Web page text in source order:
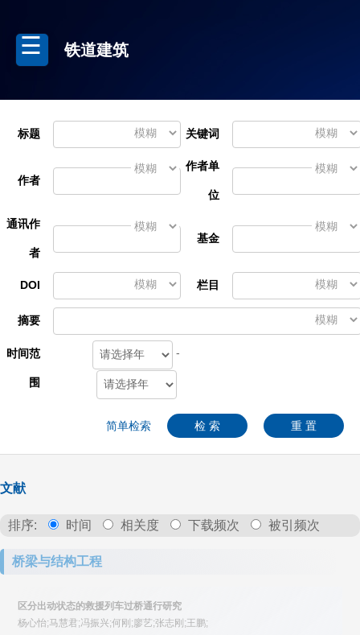
铁道建筑
标题 关键词
作者
作者单
位
通讯作
者
基金
DOI 栏目
摘要
时间范
围
-
重 置
检 索
简单检索
文献
排序: 时间 相关度 下载频次 被引频次
桥梁与结构工程
区分出动状态的救援列车过桥通行研究
杨心怡;马慧君;冯振兴;何刚;廖艺;张志刚;王鹏;